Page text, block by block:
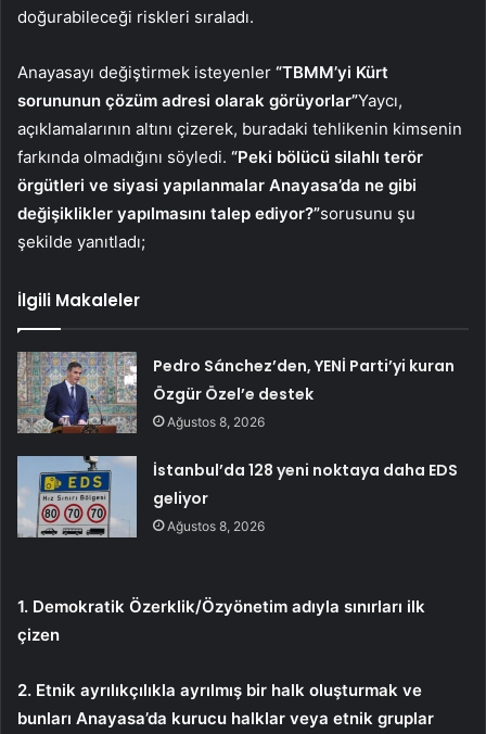
doğurabileceği riskleri sıraladı.
Anayasayı değiştirmek isteyenler “TBMM’yi Kürt
sorununun çözüm adresi olarak görüyorlar”Yaycı,
açıklamalarının altını çizerek, buradaki tehlikenin kimsenin
farkında olmadığını söyledi. “Peki bölücü silahlı terör
örgütleri ve siyasi yapılanmalar Anayasa’da ne gibi
değişiklikler yapılmasını talep ediyor?”sorusunu şu
şekilde yanıtladı;
İlgili Makaleler
Pedro Sánchez’den, YENİ Parti’yi kuran
Özgür Özel’e destek
Ağustos 8, 2026
İstanbul’da 128 yeni noktaya daha EDS
geliyor
Ağustos 8, 2026
1. Demokratik Özerklik/Özyönetim adıyla sınırları ilk
çizen
2. Etnik ayrılıkçılıkla ayrılmış bir halk oluşturmak ve
bunları Anayasa’da kurucu halklar veya etnik gruplar